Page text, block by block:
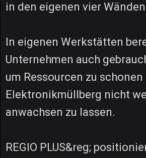
in den eigenen vier
In eigenen Werkstätten
Unternehmen auch
um Ressourcen zu schonen
Elektronikmüllberg nicht
anwachsen zu lassen.
REGIO PLUS&reg;